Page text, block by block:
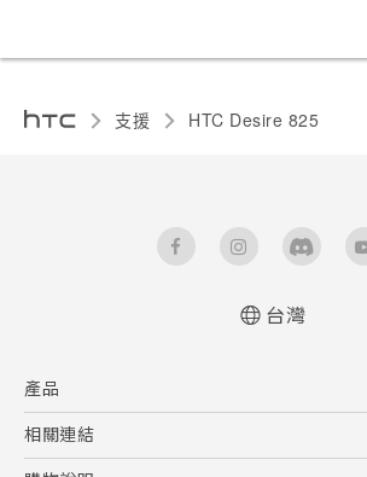
支援 HTC Desire 825‎
台灣
產品
5G
智慧型手機
相關連結